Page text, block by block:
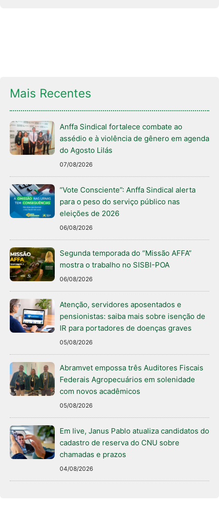
Mais Recentes
Anffa Sindical fortalece combate ao
assédio e à violência de gênero em agenda
do Agosto Lilás
07/08/2026
“Vote Consciente”: Anffa Sindical alerta
para o peso do serviço público nas
eleições de 2026
06/08/2026
Segunda temporada do “Missão AFFA”
mostra o trabalho no SISBI-POA
06/08/2026
Atenção, servidores aposentados e
pensionistas: saiba mais sobre isenção de
IR para portadores de doenças graves
05/08/2026
Abramvet empossa três Auditores Fiscais
Federais Agropecuários em solenidade
com novos acadêmicos
05/08/2026
Em live, Janus Pablo atualiza candidatos do
cadastro de reserva do CNU sobre
chamadas e prazos
04/08/2026